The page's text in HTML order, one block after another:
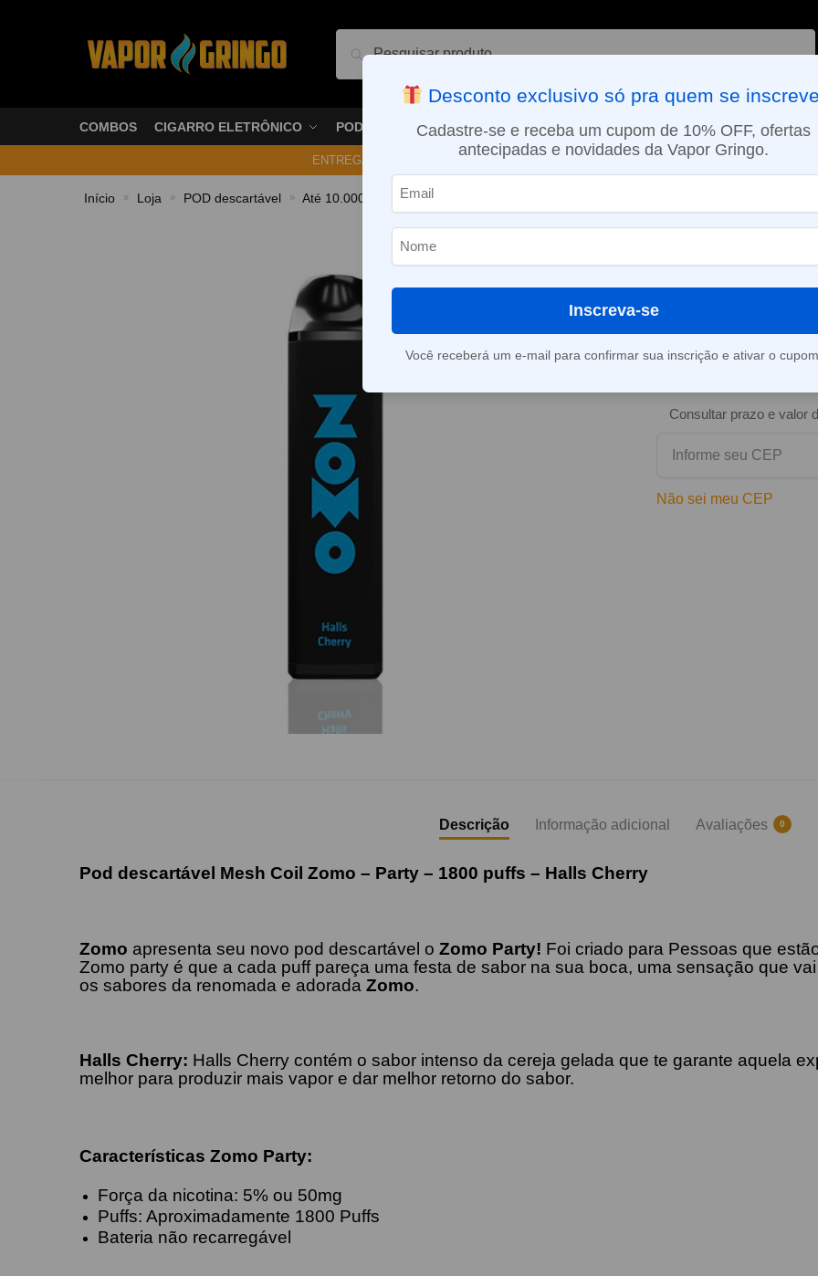
Pesquisar
COMBOS CIGARRO ELETRÔNICO PODS VAPORIZADOR DE ERVAS E-LIQUÍDOS NICOTINA ORAL
ENTREGA NO MESMO DIA EM SÃO PAULO (SEG A SEX): PEDIDOS APROVADOS ATÉ
Início » Loja » POD descartável » Até 10.000 Puffs » Pod descartável Mesh Coil Zomo – Party – 1800 puffs – Holz Cherry
Pod
Zomo – Party
Holz Cherry
Este produto está fora
Consultar prazo e valor
Não sei meu CEP
Descrição Informação adicional Avaliações 0
Pod descartável Mesh Coil Zomo – Party – 1800 puffs – HallsCherry
Zomo apresenta seu novo pod descartável oZomo Party! Foi criado para Pessoas que
Zomo party é que a cada puff pareça uma festa de sabor na sua boca, uma sensação que
os sabores da renomada e adoradaZomo.
HallsCherry: Halls Cherry contém o sabor intenso da cereja gelada que te garante aquela
melhor para produzir mais vapor e dar melhor retorno do sabor.
Características Zomo Party:
Força da nicotina: 5% ou 50mg
Puffs: Aproximadamente 1800 Puffs
Bateria não recarregável
Desconto exclusivo só pra quem se
Cadastre-se e receba um cupom de 10% OFF, ofertas
antecipadas e novidades da Vapor Gringo.
Inscreva-se
Você receberá um e-mail para confirmar sua inscrição e ativar o